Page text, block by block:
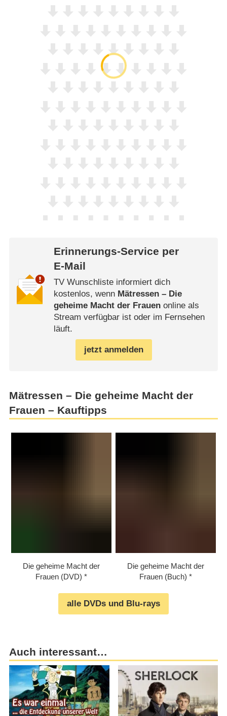
Erinnerungs-Service per
E-Mail
TV Wunschliste informiert dich
kostenlos, wenn Mätressen – Die
geheime Macht der Frauenonline als
Stream verfügbar ist oder im Fernsehen
läuft.
jetzt anmelden
Mätressen – Die geheime Macht der
Frauen – Kauftipps
Die geheime Macht der
Frauen (DVD)
Die geheime Macht der
Frauen (Buch)
alle DVDs und Blu-rays
Auch interessant…